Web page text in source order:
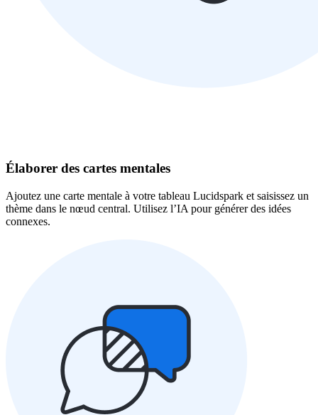
Élaborer des cartes mentales
Ajoutez une carte mentale à votre tableau Lucidspark et saisissez un
thème dans le nœud central. Utilisez l’IA pour générer des idées
connexes.